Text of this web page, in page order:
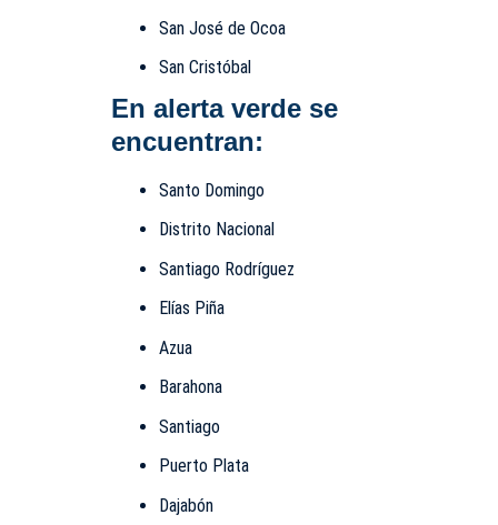
San José de Ocoa
San Cristóbal
En alerta verde se
encuentran:
Santo Domingo
Distrito Nacional
Santiago Rodríguez
Elías Piña
Azua
Barahona
Santiago
Puerto Plata
Dajabón